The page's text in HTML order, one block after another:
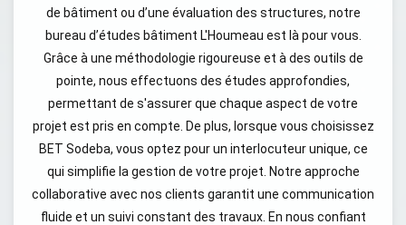
de bâtiment ou d’une évaluation des structures, notre
bureau d’études bâtiment L'Houmeau est là pour vous.
Grâce à une méthodologie rigoureuse et à des outils de
pointe, nous effectuons des études approfondies,
permettant de s'assurer que chaque aspect de votre
projet est pris en compte. De plus, lorsque vous choisissez
BET Sodeba, vous optez pour un interlocuteur unique, ce
qui simplifie la gestion de votre projet. Notre approche
collaborative avec nos clients garantit une communication
fluide et un suivi constant des travaux. En nous confiant